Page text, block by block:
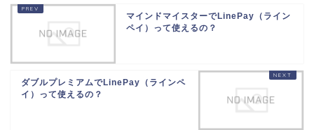
マインドマイスターでLinePay（ライン
ペイ）って使えるの？
ダブルプレミアムでLinePay（ラインペ
イ）って使えるの？